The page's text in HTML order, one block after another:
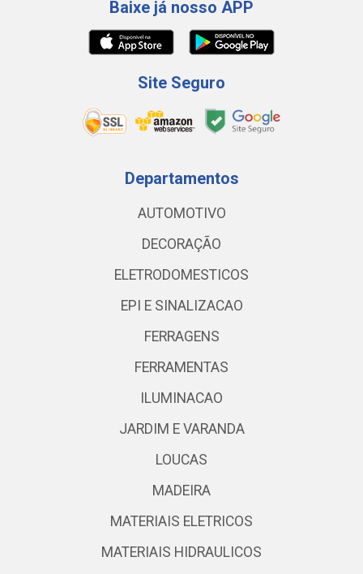
Baixe já nosso APP
Site Seguro
Departamentos
AUTOMOTIVO
DECORAÇÃO
ELETRODOMESTICOS
EPI E SINALIZACAO
FERRAGENS
FERRAMENTAS
ILUMINACAO
JARDIM E VARANDA
LOUCAS
MADEIRA
MATERIAIS ELETRICOS
MATERIAIS HIDRAULICOS